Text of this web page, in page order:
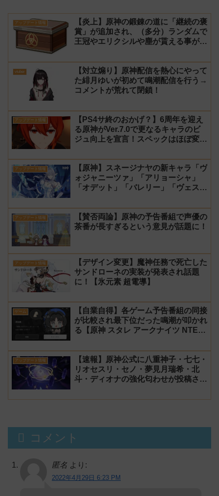
アップデート情報
【炎上】原神の鍛錬の道に「継続の褒
賞」が追加され、（多分）ランダムで
王冠やエリクシルや塵が貰える事が判
vtuber
【対立煽り】原神配信を熱心にやって
た緋月ゆいが初めて鳴潮配信を行う→
コメントが荒れて閉鎖！
アップデート情報
【PS4サ終のおかげ？】6周年を迎え
る原神がVer.7.0で更なるキャラのビ
ジュ向上を宣言！スペックはほぼ変わ
アップデート情報
【原神】スネージナヤの新キャラ「ヴ
ォジャニーツァ」「アリョーシャ」
「オデット」「バレリー」「ヴェス
「アナスターシャ・フョードロヴナ・
スネージナヤ」が一斉に発表！【声優
氷神 第10位】
アップデート情報
【賛否両論】原神の予告番組で声優の
茶番が長すぎるという意見が話題に！
アップデート情報
【デザイン変更】魔神任務で死亡した
サンドローネの実装が発表され話題
に！【氷元素 超電導】
ゲーム
【自業自得】各ゲーム予告番組の同接
が比較され最下位だった鳴潮が叩かれ
る【原神 スタレ アークナイツ NTE
アップデート情報
【速報】原神公式に八重神子・七七・
リオセスリ・セノ・夢見月瑞希・北
斗・ディオナの強化匂わせが投稿され
コメント
匿名 より:
2022年4月29日 6:23 PM